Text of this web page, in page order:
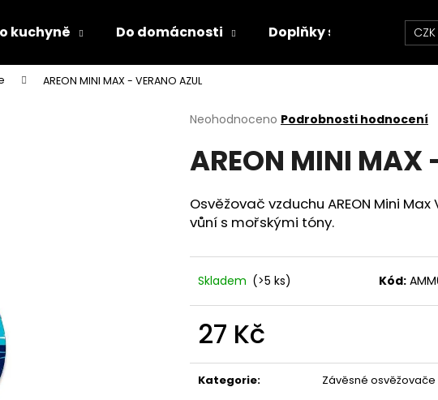
kuchyně Do domácnosti Doplňky s LED světlemCZK
AREON MINI MAX - VERANO AZUL
Průměrné
produktu
je
z
5
hvězdiček.
Neohodnoceno Podrobnosti hodnocení
AREON MINI MAX
Osvěžovač vzduchu AREON Mini
vůní s mořskými tóny.
Skladem (>5 ks) Kód:
27 Kč
cena:
Kategorie: Závěsné osvěžovače
Co potřebujete najít?
HLEDAT
PROLOŽKY SADA 3 KUSY
Kč
LÁHEV NA PITÍ SKLENĚNÁ V
POUZDRU 1000ML